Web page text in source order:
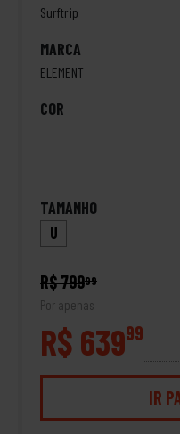
Surftrip
MARCA
ELEMENT
COR
TAMANHO
U
R$ 79999
Por apenas
R$ 63999
IR